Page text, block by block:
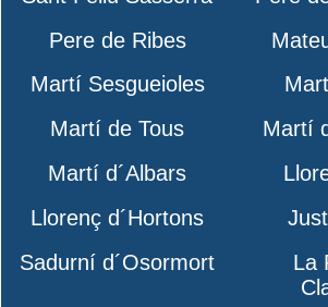
Pere de Ribes
Martí Sesgueioles
Martí de Tous
Martí
Martí d´Albars
Llorenç d´Hortons
Sadurní d´Osormort
La